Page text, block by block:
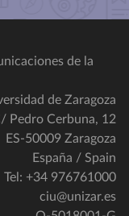
de la
de Zaragoza
Pedro Cerbuna, 12
ES-50009 Zaragoza
España / Spain
Tel: +34 976761000
ciu@unizar.es